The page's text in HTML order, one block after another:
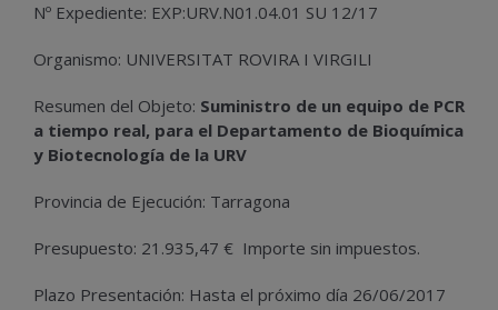
Nº Expediente: EXP:URV.N01.04.01 SU 12/17
Organismo: UNIVERSITAT ROVIRA I VIRGILI
Resumen del Objeto: Suministro de un equipo de PCR
a tiempo real, para el Departamento de Bioquímica
y Biotecnología de la URV
Provincia de Ejecución: Tarragona
Presupuesto: 21.935,47 € Importe sin impuestos.
Plazo Presentación: Hasta el próximo día 26/06/2017